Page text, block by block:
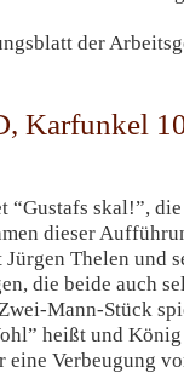
der
Karfunkel
“Gustafs skal!”,
dieser
Thelen und
die beide auch
Mann-Stück
heißt und
Verbeugung